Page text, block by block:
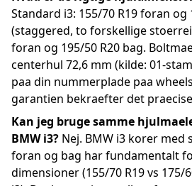
Standard i3: 155/70 R19 foran og
(staggered, to forskellige
foran og 195/50 R20 bag.
centerhul 72,6 mm (kilde: 01-
paa din nummerplade paa
garantien bekraefter det
Kan jeg bruge samme
BMW i3? Nej. BMW i3 korer
foran og bag har fundamentalt
dimensioner (155/70 R19 vs 175/